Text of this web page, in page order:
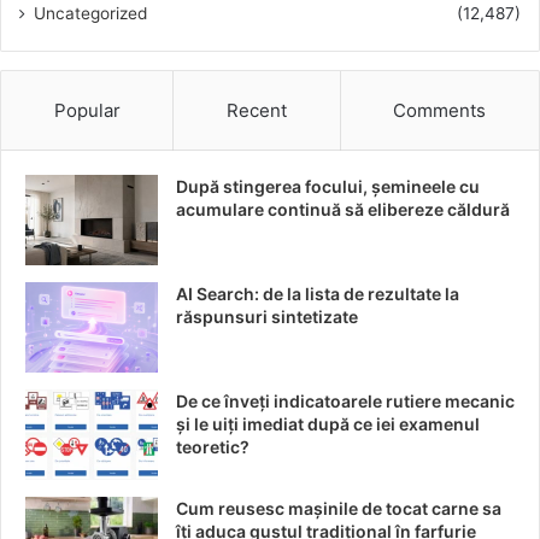
sporită – testate în campane pilot și evaluări
industriale.
Cum să începi implementarea
alimentar sau prototip bijuterii.
Testează în pilot
precum vâscozitate, performanță termică, stabilitate.
Verifică compatibilitatea: asigură-te că
echipamentele acceptă hidrogeluri (pompe, mixere).
Alege calitatea potrivită
industrie, cosmetică și alimentară – utile pentru
cerințe specifice.
Apropo, pentru opțiuni tehnice și selecție rapidă,
merită să arunci un ochi la oferta de
Uncategorized
(12,487)
Popular Recent Comments
După stingerea focului, șemineele cu
acumulare continuă să elibereze căldură
AI Search: de la lista de rezultate la
răspunsuri sintetizate
De ce înveți indicatoarele rutiere mecanic
și le uiți imediat după ce iei examenul
teoretic?
Cum reusesc mașinile de tocat carne sa
îți aduca gustul tradițional în farfurie